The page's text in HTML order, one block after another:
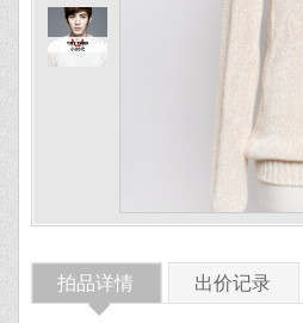
拍品详情
◆
出价记录